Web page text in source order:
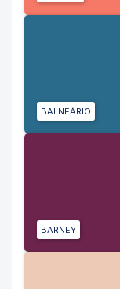
BALNEÁRIO
BARNEY